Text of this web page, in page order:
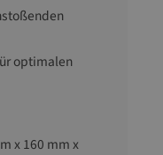
optimalen
x 160 mm x